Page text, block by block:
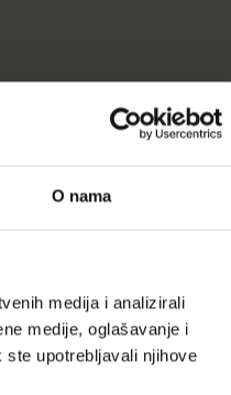
O nama
medija i analizirali
medije, oglašavanje i
upotrebljavali njihove